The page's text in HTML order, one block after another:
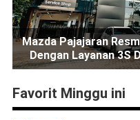
Mazda Pajajaran
Dengan Layanan 3S
Favorit Minggu ini